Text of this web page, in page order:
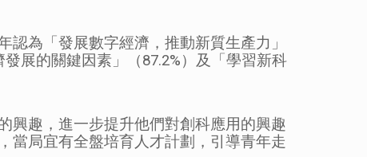
為「發展數字經濟，推動新質生產力」
展的關鍵因素」（87.2%）及「學習新科
興趣，進一步提升他們對創科應用的興趣
當局宜有全盤培育人才計劃，引導青年走